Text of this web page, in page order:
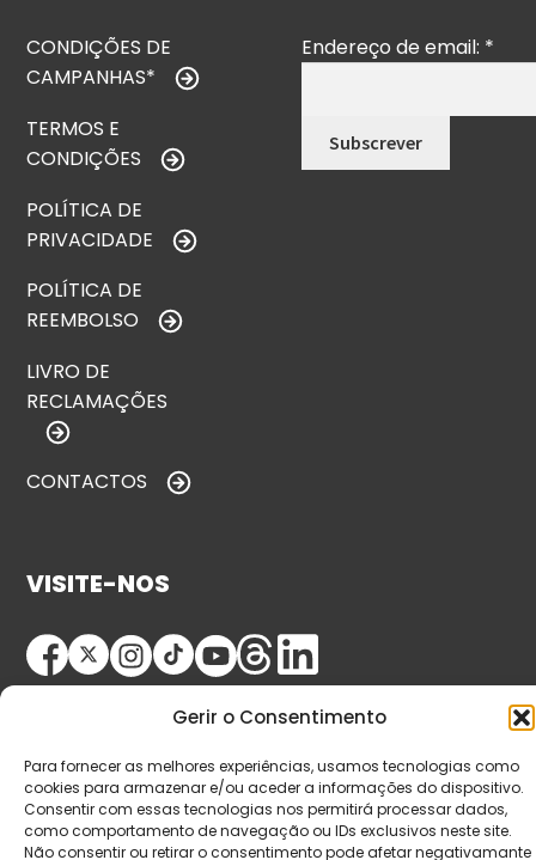
Gerir o Consentimento
Para fornecer as melhores experiências, usamos tecnologias como
cookies para armazenar e/ou aceder a informações do dispositivo.
Consentir com essas tecnologias nos permitirá processar dados,
como comportamento de navegação ou IDs exclusivos neste site.
Não consentir ou retirar o consentimento pode afetar negativamante
CONDIÇÕES DE
CAMPANHAS*
TERMOS E
CONDIÇÕES
POLÍTICA DE
PRIVACIDADE
POLÍTICA DE
REEMBOLSO
LIVRO DE
RECLAMAÇÕES
CONTACTOS
Endereço de email: *
VISITE-NOS
© Copyright 2026 Saída de Emergência. Todos os
direitos reservados.